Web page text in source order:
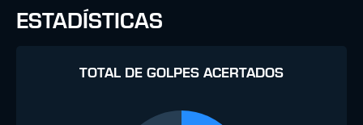
ESTADÍSTICAS
TOTAL DE GOLPES ACERTADOS